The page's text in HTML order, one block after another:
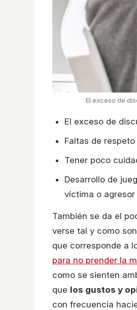
El exceso de
El exceso de
Faltas de respeto
Tener poco
Desarrollo de
víctima o agresor
También se da el
verse tal y como
que corresponde a
para no prender la
como se sienten
que los gustos y
con frecuencia